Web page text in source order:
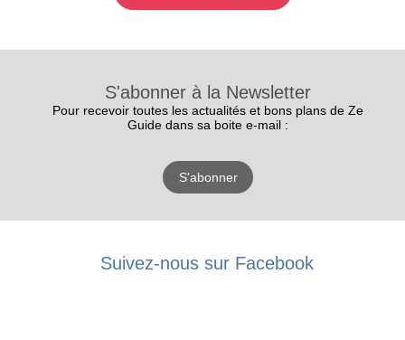
S'abonner à la Newsletter
Pour recevoir toutes les actualités et bons plans de Ze
Guide dans sa boite e-mail :
S'abonner
Suivez-nous sur Facebook